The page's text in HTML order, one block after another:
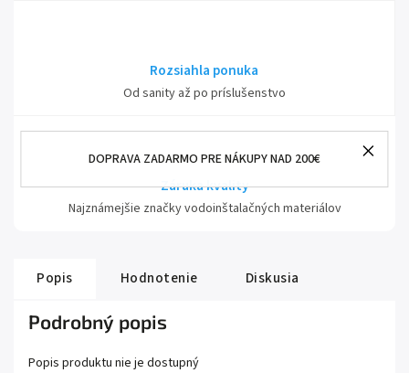
DOPRAVA ZADARMO PRE NÁKUPY NAD 200€
Rozsiahla ponuka
Od sanity až po príslušenstvo
Záruka kvality
Najznámejšie značky vodoinštalačných materiálov
Popis Hodnotenie Diskusia
Podrobný popis
Popis produktu nie je dostupný